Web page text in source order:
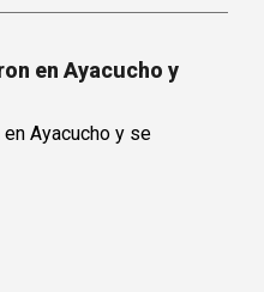
en Ayacucho y